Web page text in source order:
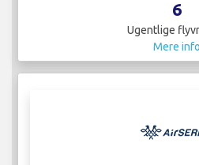
6
Ugentlige
Mere info